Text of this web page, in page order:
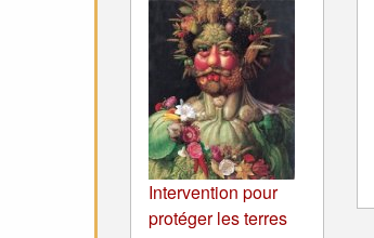
Intervention pour
protéger les terres